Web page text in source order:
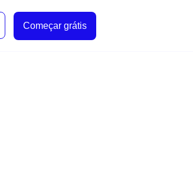
Começar grátis